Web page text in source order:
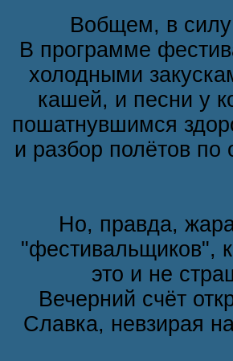
Вобщем, в силу
В программе
холодными
кашей, и песни у
пошатнувшимся
и разбор полётов
Но, правда,
"фестивальщиков",
это и не
Вечерний счёт
Славка, невзирая